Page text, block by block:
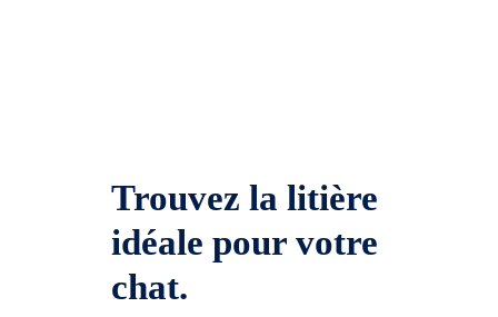
Trouvez la litière
idéale pour votre
chat.